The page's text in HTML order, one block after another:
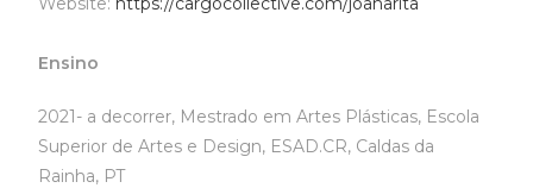
Ensino
2021- a decorrer, Mestrado em Artes Plásticas, Escola
Superior de Artes e Design, ESAD.CR, Caldas da
Rainha, PT